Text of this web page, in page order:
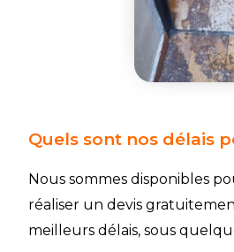
Quels sont nos délais
Nous sommes disponibles
réaliser un devis
meilleurs délais, sous